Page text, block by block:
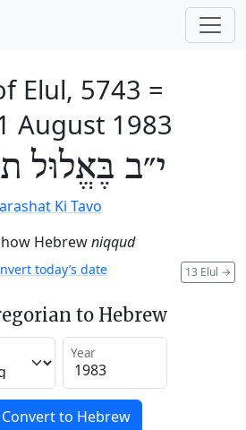
Elul, 5743 =
August 1983
י״ב בֶּאֱלוּל
Ki Tavo
Hebrewniqqud
13 Elul →
today’s date
to Hebrew
Year
Convert to Hebrew